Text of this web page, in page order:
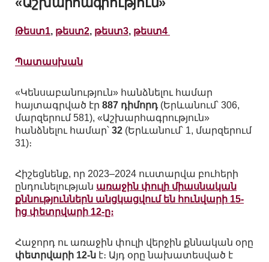
Թեստ1, թեստ2, թեստ3, թեստ4
Պատասխան
«Կենսաբանություն» հանձնելու համար
հայտագրված էր 887 դիմորդ (Երևանում՝ 306,
մարզերում 581), «Աշխարհագրություն»
հանձնելու համար՝ 32 (Երևանում՝ 1, մարզերում
31)։
Հիշեցնենք, որ 2023–2024 ուստարվա բուհերի
ընդունելության առաջին փուլի միասնական
քննություններն անցկացվում են հունվարի 15-
ից փետրվարի 12-ը։
Հաջորդ ու առաջին փուլի վերջին քննական օրը
փետրվարի 12-ն է։ Այդ օրը նախատեսված է